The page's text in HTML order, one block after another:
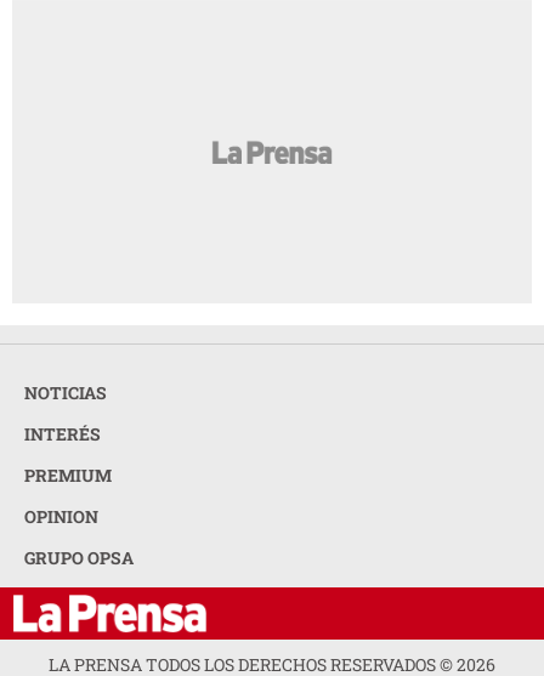
NOTICIAS
INTERÉS
PREMIUM
OPINION
GRUPO OPSA
LA PRENSA TODOS LOS DERECHOS RESERVADOS ©2026